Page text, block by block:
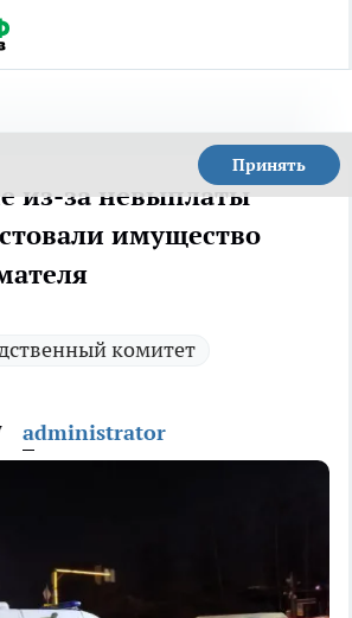
Принять
из-за невыплаты
имущество
комитет
administrator